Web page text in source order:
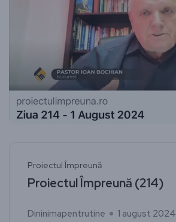
Proiectul Împreună
Proiectul Împreună (214)
Dininimapentrutine 1 august 2024